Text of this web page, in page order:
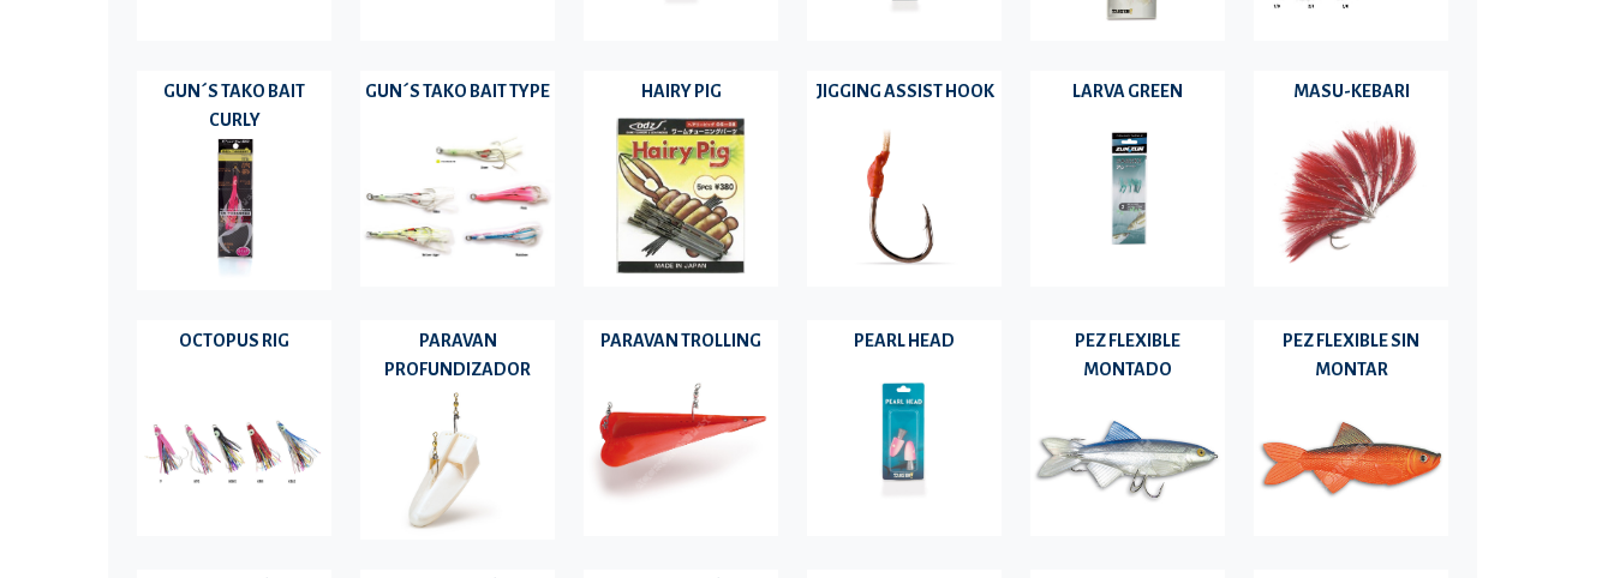
GUN´S TAKO BAIT
CURLY
GUN´S TAKO BAIT TYPE HAIRY PIG JIGGING ASSIST HOOK LARVA GREEN MASU-KEBARI
OCTOPUS RIG
PARAVAN
PROFUNDIZADOR
PARAVAN TROLLING PEARL HEAD
PEZ FLEXIBLE
MONTADO
PEZ FLEXIBLE SIN
MONTAR